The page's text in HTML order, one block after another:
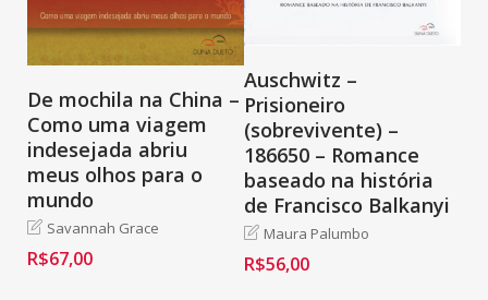
De mochila na China –
Como uma viagem
indesejada abriu
meus olhos para o
mundo
Savannah Grace
R$67,00
Auschwitz –
Prisioneiro
(sobrevivente) –
186650 – Romance
baseado na história
de Francisco Balkanyi
Maura Palumbo
R$56,00